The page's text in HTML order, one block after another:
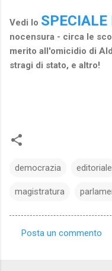
Vedi lo
nocensura - circa le
merito all'omicidio di
stragi di stato, e altro!
democrazia editoriale
magistratura
Posta un commento